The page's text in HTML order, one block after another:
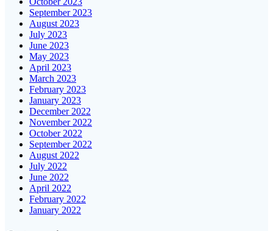
September 2023
August 2023
July 2023
June 2023
May 2023
April 2023
March 2023
February 2023
January 2023
December 2022
November 2022
October 2022
September 2022
August 2022
July 2022
June 2022
April 2022
February 2022
January 2022